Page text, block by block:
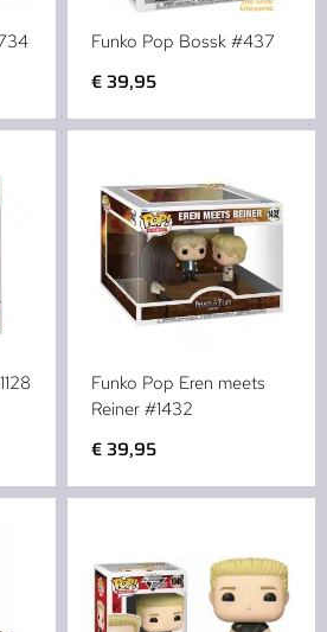
Funko Pop Bossk #437
€39,95
Funko Pop Eren meets
Reiner #1432
€39,95